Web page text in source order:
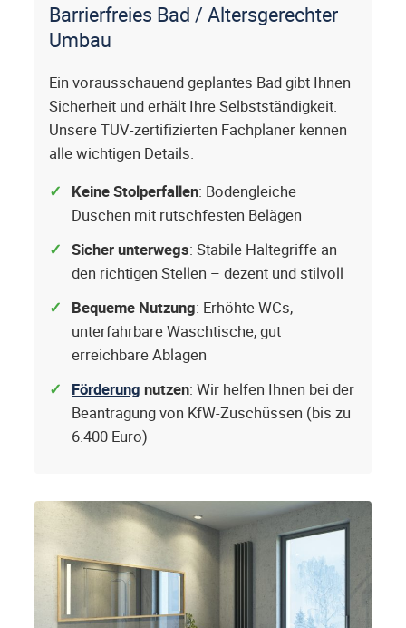
Barrierfreies Bad / Altersgerechter
Umbau
Ein vorausschauend geplantes Bad gibt Ihnen
Sicherheit und erhält Ihre Selbstständigkeit.
Unsere TÜV-zertifizierten Fachplaner kennen
alle wichtigen Details.
Keine Stolperfallen: Bodengleiche
Duschen mit rutschfesten Belägen
Sicher unterwegs: Stabile Haltegriffe an
den richtigen Stellen – dezent und stilvoll
Bequeme Nutzung: Erhöhte WCs,
unterfahrbare Waschtische, gut
erreichbare Ablagen
Förderung nutzen: Wir helfen Ihnen bei der
Beantragung von KfW-Zuschüssen (bis zu
6.400 Euro)